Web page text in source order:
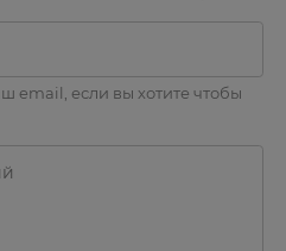
email, если вы хотите чтобы